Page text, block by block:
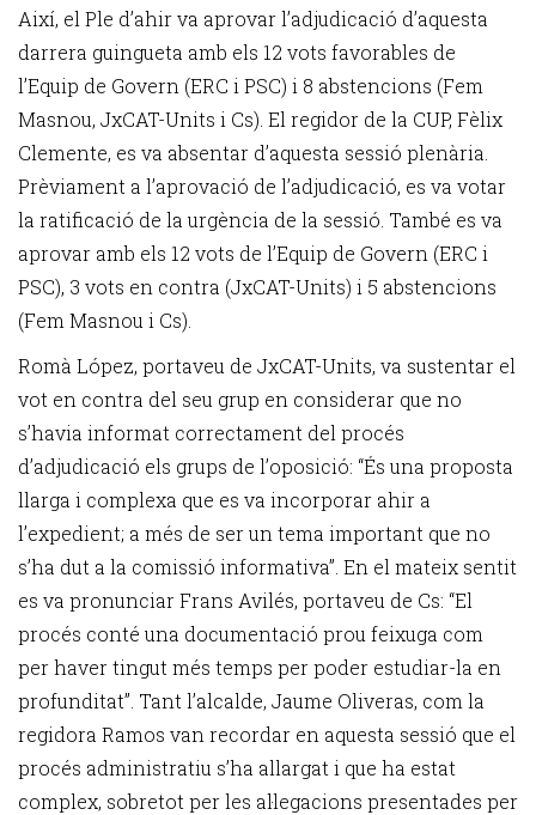
Així, el Ple d’ahir va aprovar l’adjudicació d’aquesta
darrera guingueta amb els 12 vots favorables de
l’Equip de Govern (ERC i PSC) i 8 abstencions (Fem
Masnou, JxCAT-Units i Cs). El regidor de la CUP, Fèlix
Clemente, es va absentar d’aquesta sessió plenària.
Prèviament a l’aprovació de l’adjudicació, es va votar
la ratificació de la urgència de la sessió. També es va
aprovar amb els 12 vots de l’Equip de Govern (ERC i
PSC), 3 vots en contra (JxCAT-Units) i 5 abstencions
(Fem Masnou i Cs).
Romà López, portaveu de JxCAT-Units, va sustentar el
vot en contra del seu grup en considerar que no
s’havia informat correctament del procés
d’adjudicació els grups de l’oposició: “És una proposta
llarga i complexa que es va incorporar ahir a
l’expedient; a més de ser un tema important que no
s’ha dut a la comissió informativa”. En el mateix sentit
es va pronunciar Frans Avilés, portaveu de Cs: “El
procés conté una documentació prou feixuga com
per haver tingut més temps per poder estudiar-la en
profunditat”. Tant l’alcalde, Jaume Oliveras, com la
regidora Ramos van recordar en aquesta sessió que el
procés administratiu s’ha allargat i que ha estat
complex, sobretot per les al·legacions presentades per